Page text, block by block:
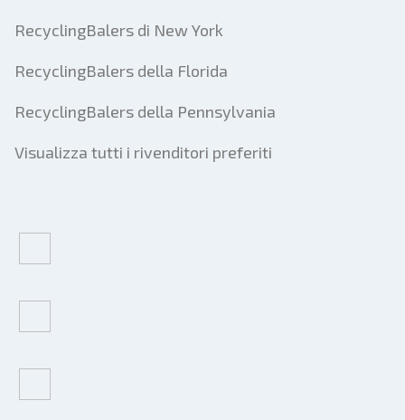
RecyclingBalers di New York
RecyclingBalers della Florida
RecyclingBalers della Pennsylvania
Visualizza tutti i rivenditori preferiti